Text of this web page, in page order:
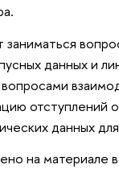
данных и
отступлений
данных
на материале